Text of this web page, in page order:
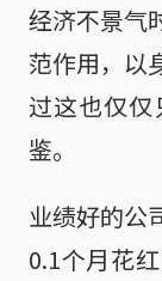
经济不景气
范作用，以
过这也仅
鉴。
业绩好的公
0.1个月花